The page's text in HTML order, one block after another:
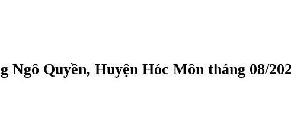
Ngô Quyền, Huyện Hóc Môn tháng 08/